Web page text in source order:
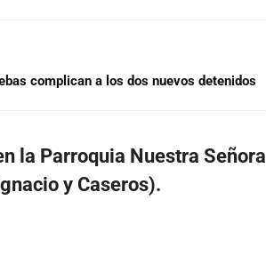
complican a los dos nuevos detenidos
la Parroquia Nuestra Señora
y Caseros).